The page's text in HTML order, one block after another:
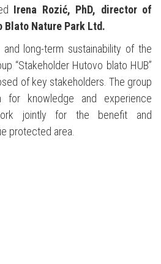
Irena Rozić, PhD, director of
Blato Nature Park Ltd.
long-term sustainability of the
“Stakeholder Hutovo blato HUB”
of key stakeholders. The group
knowledge and experience
jointly for the benefit and
protected area.